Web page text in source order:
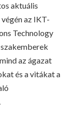
aktuális
az IKT-
Technology
az ágazat
és a vitákat a